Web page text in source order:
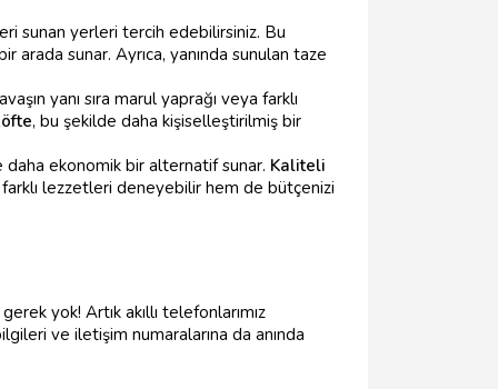
sunan yerleri tercih edebilirsiniz. Bu
arada sunar. Ayrıca, yanında sunulan taze
yanı sıra marul yaprağı veya farklı
, bu şekilde daha kişiselleştirilmiş bir
ekonomik bir alternatif sunar. Kaliteli
lezzetleri deneyebilir hem de bütçenizi
yok! Artık akıllı telefonlarımız
ve iletişim numaralarına da anında